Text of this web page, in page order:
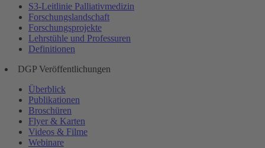
S3-Leitlinie Palliativmedizin
Forschungslandschaft
Forschungsprojekte
Lehrstühle und Professuren
Definitionen
DGP Veröffentlichungen
Überblick
Publikationen
Broschüren
Flyer & Karten
Videos & Filme
Webinare